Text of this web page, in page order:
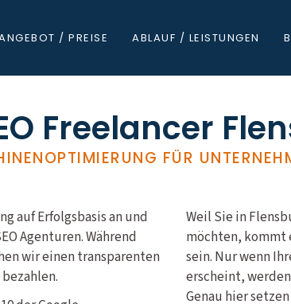
/ PREISE ABLAUF / LEISTUNGEN
Freelancer
FÜR
auf Erfolgsbasis an und
Agenturen. Während
wir einen transparenten
Weil Sie in
möchten, kommt
sein. Nur wenn
erscheint,
Genau hier